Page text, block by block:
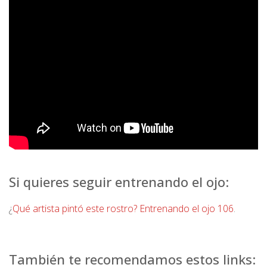
Si quieres seguir entrenando el ojo:
¿Qué artista pintó este rostro? Entrenando el ojo 106.
También te recomendamos estos links: